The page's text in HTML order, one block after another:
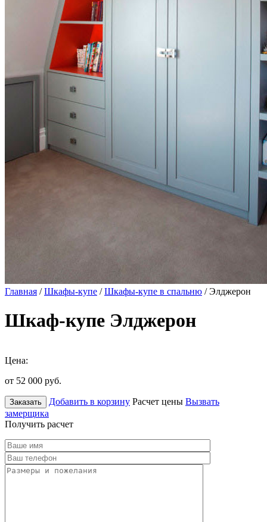
Главная /Шкафы-купе /Шкафы-купе в спальню / Элджерон
Шкаф-купе Элджерон
Цена:
от 52 000 руб.
Заказать Добавить в корзину Расчет цены Вызвать
замерщика
Получить расчет